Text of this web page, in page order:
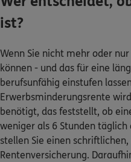
ist?
Wenn Sie nicht mehr oder
können - und das für eine
berufsunfähig einstufen
Erwerbsminderungsrente
benötigt, das feststellt, ob
weniger als 6 Stunden
stellen Sie einen
Rentenversicherung.